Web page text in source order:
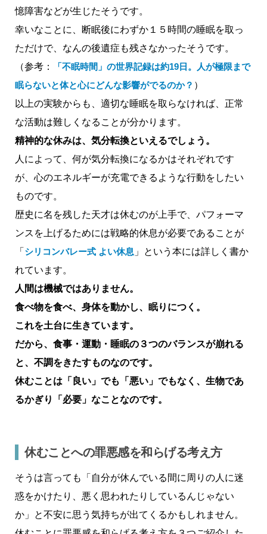
憶障害などが生じたそうです。
幸いなことに、断眠後にわずか１５時間の睡眠を取っ
ただけで、なんの後遺症も残さなかったそうです。
（参考：
「不眠時間」の世界記録は約19日。人が極限まで
眠らないと体と心にどんな影響がでるのか？ ）
以上の実験からも、適切な睡眠を取らなければ、正常
な活動は難しくなることが分かります。
精神的な休みは、気分転換といえるでしょう。
人によって、何が気分転換になるかはそれぞれです
が、心のエネルギーが充電できるような行動をしたい
ものです。
歴史に名を残した天才は休むのが上手で、パフォーマ
ンスを上げるためには戦略的休息が必要であることが
「 シリコンバレー式 よい休息 」という本には詳しく書か
れています。
人間は機械ではありません。
食べ物を食べ、身体を動かし、眠りにつく。
これを土台に生きています。
だから、食事・運動・睡眠の３つのバランスが崩れる
と、不調をきたすものなのです。
休むことは「良い」でも「悪い」でもなく、生物であ
るかぎり「必要」なことなのです。
休むことへの罪悪感を和らげる考え方
そうは言っても「自分が休んでいる間に周りの人に迷
惑をかけたり、悪く思われたりしているんじゃない
か」と不安に思う気持ちが出てくるかもしれません。